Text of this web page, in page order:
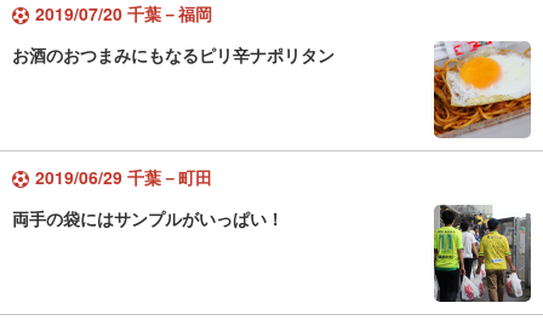
2019/07/20 千葉－福岡
お酒のおつまみにもなるピリ辛ナポリタン
2019/06/29 千葉－町田
両手の袋にはサンプルがいっぱい！